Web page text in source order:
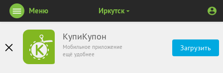
КупиКупон
Мобильное приложение
ещё удобнее
Загрузить
Меню Иркутск